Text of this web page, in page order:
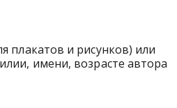
плакатов и рисунков) или
имени, возрасте автора